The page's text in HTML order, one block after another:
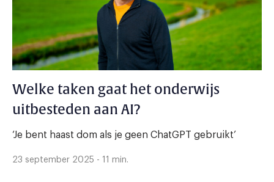
Welke taken gaat het onderwijs
uitbesteden aan AI?
‘Je bent haast dom als je geen ChatGPT gebruikt’
23 september 2025 - 11 min.